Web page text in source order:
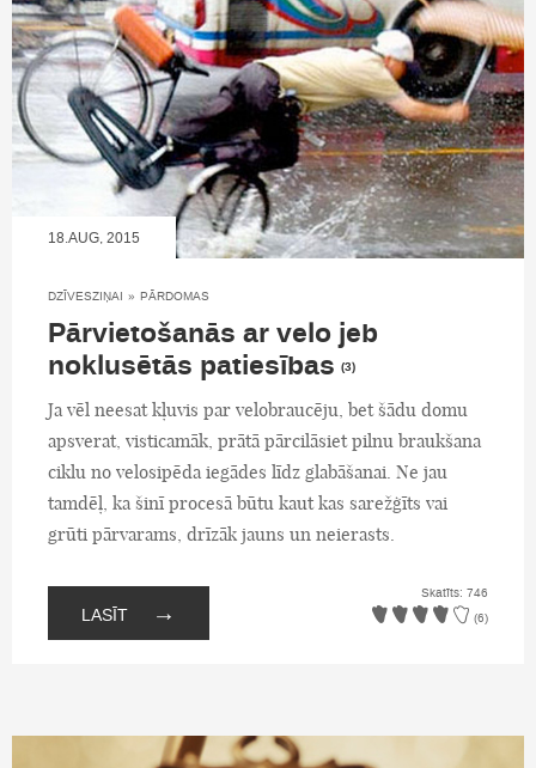
18.AUG, 2015
DZĪVESZIŅAI » PĀRDOMAS
Pārvietošanās ar velo jeb
noklusētās patiesības (3)
Ja vēl neesat kļuvis par velobraucēju, bet šādu domu
apsverat, visticamāk, prātā pārcilāsiet pilnu braukšana
ciklu no velosipēda iegādes līdz glabāšanai. Ne jau
tamdēļ, ka šinī procesā būtu kaut kas sarežģīts vai
grūti pārvarams, drīzāk jauns un neierasts.
LASĪT →
Skatīts: 746
(6)